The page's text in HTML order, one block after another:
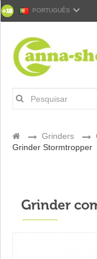
PORTUGUÊS
> Grinders >
Grinder Stormtropper
Grinder